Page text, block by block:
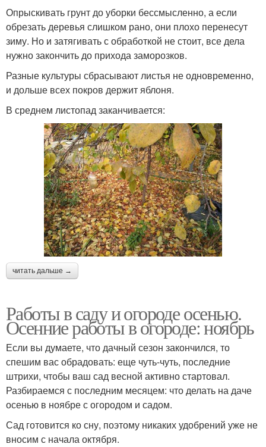
Опрыскивать грунт до уборки бессмысленно, а если
обрезать деревья слишком рано, они плохо перенесут
зиму. Но и затягивать с обработкой не стоит, все дела
нужно закончить до прихода заморозков.
Разные культуры сбрасывают листья не одновременно,
и дольше всех покров держит яблоня.
В среднем листопад заканчивается:
читать дальше →
Работы в саду и огороде осенью.
Осенние работы в огороде: ноябрь
Если вы думаете, что дачный сезон закончился, то
спешим вас обрадовать: еще чуть-чуть, последние
штрихи, чтобы ваш сад весной активно стартовал.
Разбираемся с последним месяцем: что делать на даче
осенью в ноябре с огородом и садом.
Сад готовится ко сну, поэтому никаких удобрений уже не
вносим с начала октября.